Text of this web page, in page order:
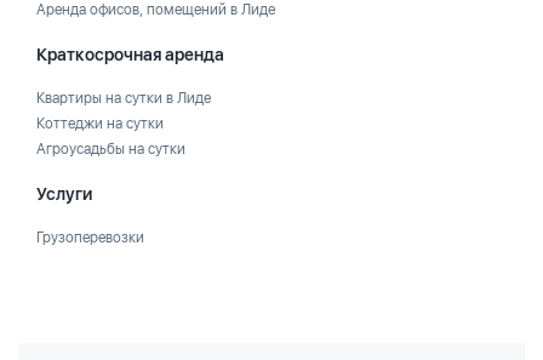
Аренда офисов, помещений в Лиде
Краткосрочная аренда
Квартиры на сутки в Лиде
Коттеджи на сутки
Агроусадьбы на сутки
Услуги
Грузоперевозки